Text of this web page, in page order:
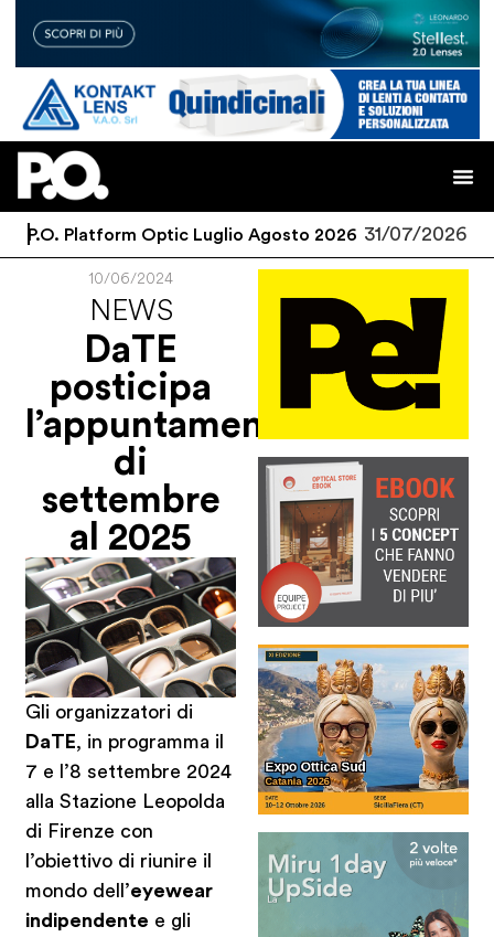
P.O. Platform Optic Luglio Agosto 2026 31/07/2026
10/06/2024
NEWS
DaTE
posticipa
l’appuntamento
di
settembre
al 2025
Gli organizzatori di
DaTE, in programma il
7 e l’8 settembre 2024
alla Stazione Leopolda
di Firenze con
l’obiettivo di riunire il
mondo dell’eyewear
indipendente e gli